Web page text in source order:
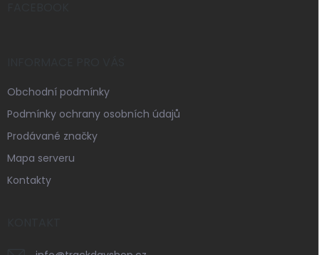
Obchodní podmínky
Podmínky ochrany osobních údajů
Prodávané značky
Mapa serveru
Kontakty